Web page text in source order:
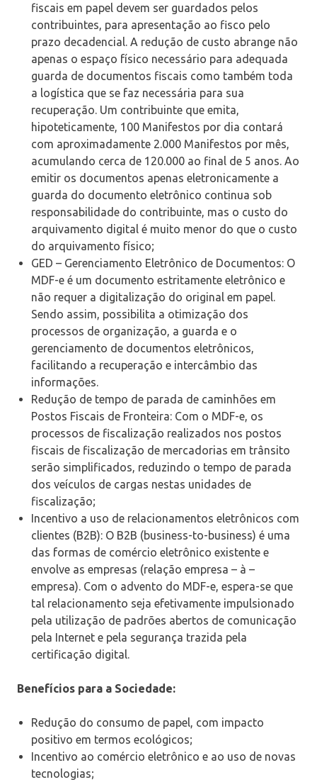
fiscais em papel devem ser guardados pelos
contribuintes, para apresentação ao fisco pelo
prazo decadencial. A redução de custo abrange não
apenas o espaço físico necessário para adequada
guarda de documentos fiscais como também toda
a logística que se faz necessária para sua
recuperação. Um contribuinte que emita,
hipoteticamente, 100 Manifestos por dia contará
com aproximadamente 2.000 Manifestos por mês,
acumulando cerca de 120.000 ao final de 5 anos. Ao
emitir os documentos apenas eletronicamente a
guarda do documento eletrônico continua sob
responsabilidade do contribuinte, mas o custo do
arquivamento digital é muito menor do que o custo
do arquivamento físico;
GED – Gerenciamento Eletrônico de Documentos: O
MDF-e é um documento estritamente eletrônico e
não requer a digitalização do original em papel.
Sendo assim, possibilita a otimização dos
processos de organização, a guarda e o
gerenciamento de documentos eletrônicos,
facilitando a recuperação e intercâmbio das
informações.
Redução de tempo de parada de caminhões em
Postos Fiscais de Fronteira: Com o MDF-e, os
processos de fiscalização realizados nos postos
fiscais de fiscalização de mercadorias em trânsito
serão simplificados, reduzindo o tempo de parada
dos veículos de cargas nestas unidades de
fiscalização;
Incentivo a uso de relacionamentos eletrônicos com
clientes (B2B): O B2B (business-to-business) é uma
das formas de comércio eletrônico existente e
envolve as empresas (relação empresa – à –
empresa). Com o advento do MDF-e, espera-se que
tal relacionamento seja efetivamente impulsionado
pela utilização de padrões abertos de comunicação
pela Internet e pela segurança trazida pela
certificação digital.
Benefícios para a Sociedade:
Redução do consumo de papel, com impacto
positivo em termos ecológicos;
Incentivo ao comércio eletrônico e ao uso de novas
tecnologias;